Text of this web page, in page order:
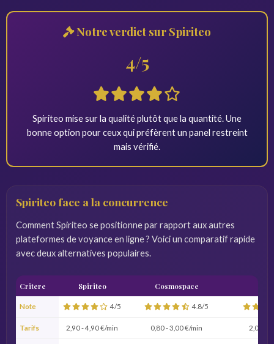
Notre verdict sur Spiriteo
4/5
Spiriteo mise sur la qualité plutôt que la quantité. Une
bonne option pour ceux qui préfèrent un panel restreint
mais vérifié.
Spiriteo face a la concurrence
Comment Spiriteo se positionne par rapport aux autres
plateformes de voyance en ligne ? Voici un comparatif rapide
avec deux alternatives populaires.
Critere Spiriteo Cosmospace
Note 4/5 4.8/5
Tarifs 2,90 - 4,90 €/min 0,80 - 3,00 €/min 2,00 -